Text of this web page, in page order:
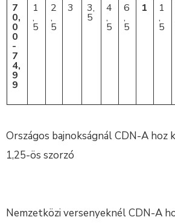
7
0,
0
0
-
7
4,
9
9
1
,
5
2
,
5
3 3,
5
4
,
5
6
,
5
1 1
,
5
Országos bajnokságnál CDN-A hoz
1,25-ös szorzó
Nemzetközi versenyeknél CDN-A